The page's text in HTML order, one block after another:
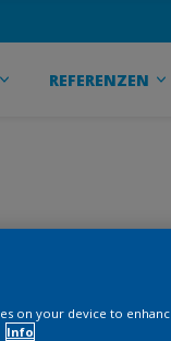
REFERENZEN
on your device to
Info